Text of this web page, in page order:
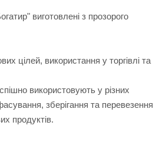
виготовлені з прозорого
цілей, використання у торгівлі та
використовують у різних
зберігання та перевезення
продуктів.